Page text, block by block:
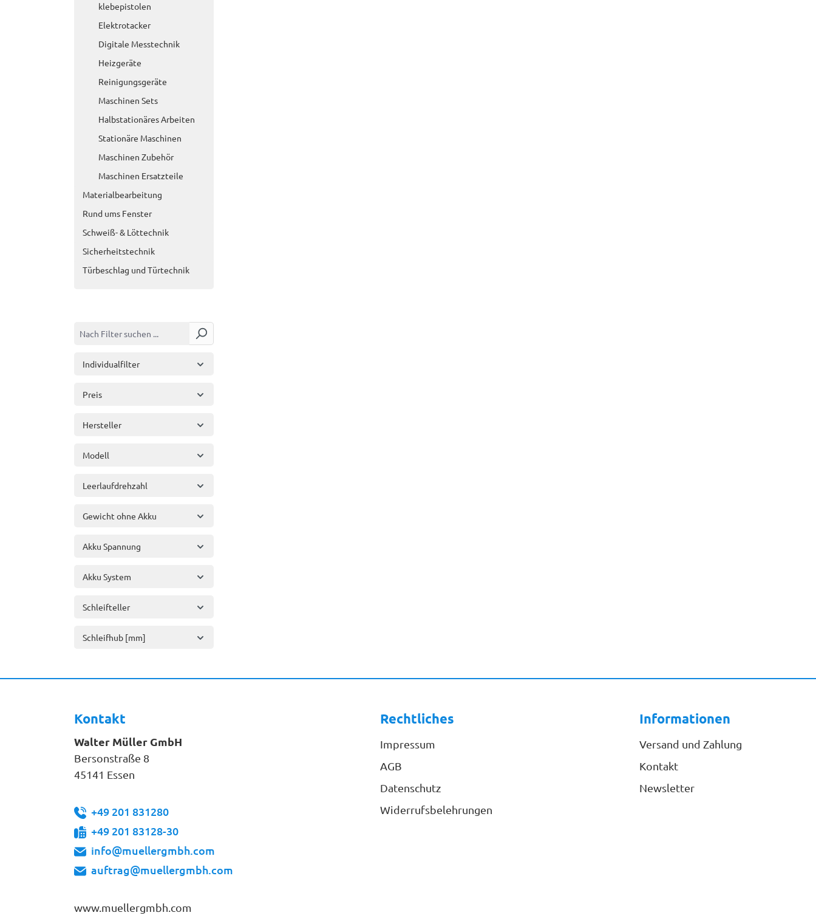
klebepistolen
Elektrotacker
Digitale Messtechnik
Heizgeräte
Reinigungsgeräte
Maschinen Sets
Halbstationäres Arbeiten
Stationäre Maschinen
Maschinen Zubehör
Maschinen Ersatzteile
Materialbearbeitung
Rund ums Fenster
Schweiß- & Löttechnik
Sicherheitstechnik
Türbeschlag und Türtechnik
Individualfilter
Preis
Hersteller
Modell
Leerlaufdrehzahl
Gewicht ohne Akku
Akku Spannung
Akku System
Schleifteller
Schleifhub [mm]
Kontakt
Walter Müller GmbH
Bersonstraße 8
45141 Essen
+49 201 831280
+49 201 83128-30
info@muellergmbh.com
auftrag@muellergmbh.com
www.muellergmbh.com
Rechtliches
Impressum
AGB
Datenschutz
Widerrufsbelehrungen
Informationen
Versand und Zahlung
Kontakt
Newsletter